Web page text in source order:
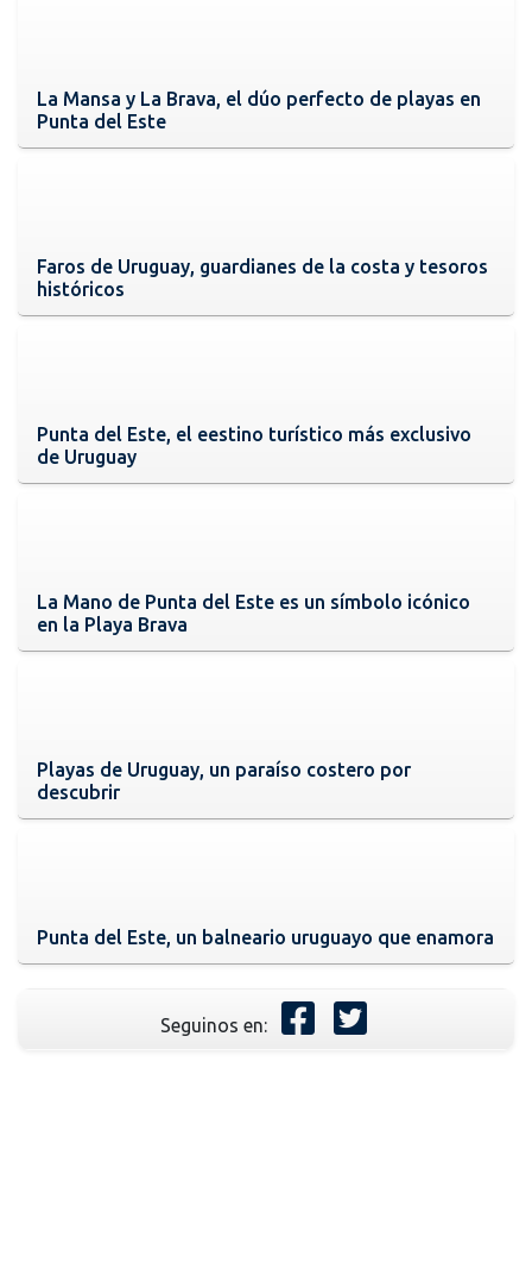
La Mansa y La Brava, el dúo perfecto de playas en
Punta del Este
Faros de Uruguay, guardianes de la costa y tesoros
históricos
Punta del Este, el eestino turístico más exclusivo
de Uruguay
La Mano de Punta del Este es un símbolo icónico
en la Playa Brava
Playas de Uruguay, un paraíso costero por
descubrir
Punta del Este, un balneario uruguayo que enamora
Seguinos en: